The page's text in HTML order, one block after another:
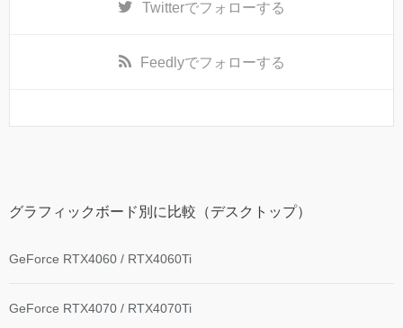
Twitterでフォローする
Feedlyでフォローする
グラフィックボード別に比較（デスクトップ）
GeForce RTX4060 / RTX4060Ti
GeForce RTX4070 / RTX4070Ti